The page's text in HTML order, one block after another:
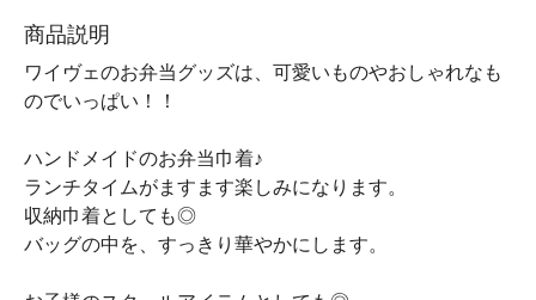
商品説明
ワイヴェのお弁当グッズは、可愛いものやおしゃれなも
のでいっぱい！！
ハンドメイドのお弁当巾着♪
ランチタイムがますます楽しみになります。
収納巾着としても◎
バッグの中を、すっきり華やかにします。